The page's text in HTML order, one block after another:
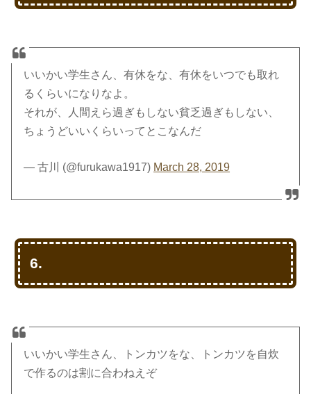
いいかい学生さん、有休をな、有休をいつでも取れ
るくらいになりなよ。
それが、人間えら過ぎもしない貧乏過ぎもしない、
ちょうどいいくらいってとこなんだ
— 古川 (@furukawa1917) March 28, 2019
6.
いいかい学生さん、トンカツをな、トンカツを自炊
で作るのは割に合わねえぞ